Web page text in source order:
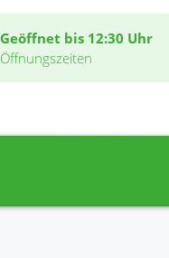
Geöffnet bis 12:30 Uhr
Öffnungszeiten